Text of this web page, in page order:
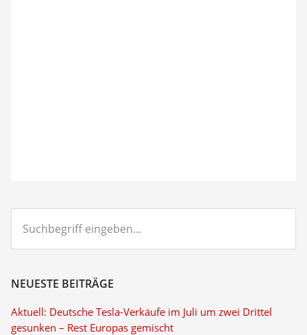
eingeben...
NEUESTE BEITRÄGE
Aktuell: Deutsche Tesla-Verkäufe im Juli um zwei Drittel
gesunken – Rest Europas gemischt